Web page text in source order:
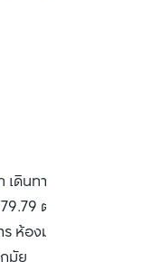
ดินทางสะดวกทั้ง
ตารางเมตร
ห้องมุม ไม่บล็อค
มัย